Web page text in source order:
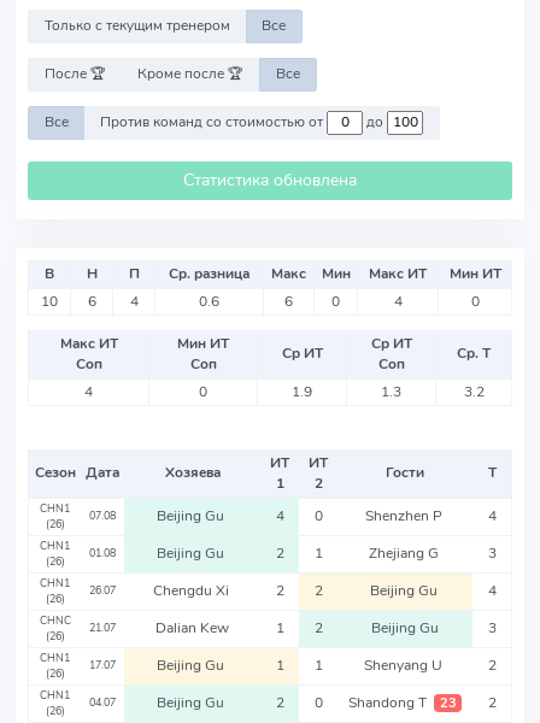
Только с текущим тренером Все
После 🏆 Кроме после 🏆 Все
Все Против команд со стоимостью от до
Статистика обновлена
В Н П Ср. разница Макс Мин Макс ИТ
Мин ИТ
10
6 4 0.6 6 0 4 0
Макс ИТ
Соп
Мин ИТ
Соп
Ср ИТ
Ср ИТ
Соп
Ср. Т
4
0 1.9 1.3 3.2
Сезон Дата Хозяева
ИТ
1
ИТ
2
Гости Т
CHN1
(26)
07.08 Beijing Gu 4 0 Shenzhen P 4
CHN1
(26)
01.08 Beijing Gu 2 1 Zhejiang G 3
CHN1
(26)
26.07 Chengdu Xi 2 2 Beijing Gu 4
CHNC
(26)
21.07 Dalian Kew 1 2 Beijing Gu 3
CHN1
(26)
17.07 Beijing Gu 1 1 Shenyang U 2
CHN1
(26)
04.07 Beijing Gu 2 0 Shandong T 23 2